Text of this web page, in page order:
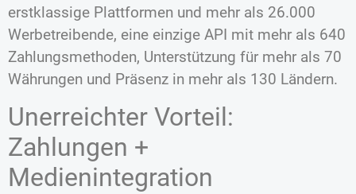
erstklassige Plattformen und mehr als 26.000
Werbetreibende, eine einzige API mit mehr als 640
Zahlungsmethoden, Unterstützung für mehr als 70
Währungen und Präsenz in mehr als 130 Ländern.
Unerreichter Vorteil:
Zahlungen +
Medienintegration